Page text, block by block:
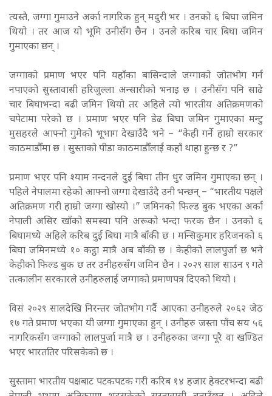
त्यस्तै, जग्गा गुमाउने अर्का नागरिक हुन् मदुरी भर । उनको ६ बिघा जमिन
थियो । तर आज यो भूमि उनीसँग छैन । उनले करिब चार बिघा जमिन
गुमाएका छन् ।
जग्गाको प्रमाण भएर पनि यहाँका बासिन्दाले जग्गाको जोतभोग गर्न
नपाएको सुस्तावासी हरिजुल्ला अन्सारीको भनाइ छ । उनीसँग पनि साढे
चार बिघाभन्दा बढी जमिन थियो तर अहिले त्यो भारतीय अतिक्रमणको
चपेटामा परेको छ । प्रमाण भएर पनि डेढ बिघा जमिन गुमाएका मन्टु
मुसहरले आफ्नो गुमेको भूभाग देखाउँदै भने – “केही गर्ने हाम्रो सरकार
काठमाडौँमा छ । सुस्ताको पीडाकाठमाडौँलाई कहाँ थाहा हुन्छ र ?”
प्रमाण भएर पनि श्याम नन्दनले दुई बिघा तीन धुर जमिन गुमाएका छन् ।
पहिले नेपालमा रहेको आफ्नो जग्गा देखाउँदै उनी भन्छन् – “भारतीय पक्षले
अतिक्रमण गरी हाम्रो जग्गा खोस्यो ।” जमिनको फिल्ड बुक भएका अर्का
नेपाली असिर खाँको समस्या पनि अरूको भन्दा फरक छैन । उनको ६
बिघामध्ये अहिले करिब दुई बिघा मात्रै बाँकी छ । मन्सिकुमार हरिजनको ६
बिघा जमिनमध्ये १० कट्ठा मात्रै अब बाँकी छ । केहीको लालपुर्जा छ भने
केहीको फिल्ड बुक छ तर उनीहरुसँग जमिन छैन । २०२९ साल साउन ९ गते
तत्कालीन सरकारले उनीहरुलाई जग्गाको प्रमाणपत्र दिएको थियो ।
विसं २०२९ सालदेखि निरन्तर जोतभोग गर्दै आएका उनीहरुले २०६२ जेठ
१७ गते प्रमाण भएका यी जग्गा गुमाएका हुन् । उनीहरु जस्ता पाँच सय ५६
नागरिकसँग जग्गाको लालपुर्जा मात्रै छ । उनीहरुका जग्गा पूरै वा खण्डित
भएर भारततिर परिसकेको छ ।
सुस्तामा भारतीय पक्षबाट पटकपटक गरी करिब १४ हजार हेक्टरभन्दा बढी